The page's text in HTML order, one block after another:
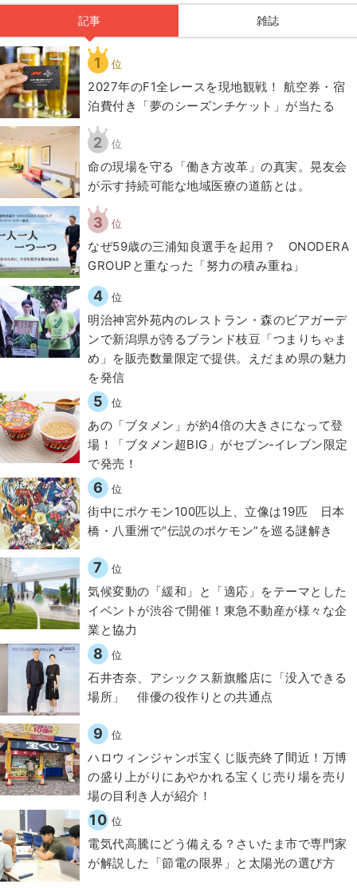
記事 雑誌
1 位
2027年のF1全レースを現地観戦！ 航空券・宿
泊費付き「夢のシーズンチケット」が当たる
2 位
​命の現場を守る「働き方改革」の真実。晃友会
が示す持続可能な地域医療の道筋とは。
3 位
なぜ59歳の三浦知良選手を起用？ ONODERA
GROUPと重なった「努力の積み重ね」
4 位
明治神宮外苑内のレストラン・森のビアガーデ
ンで新潟県が誇るブランド枝豆「つまりちゃま
め」を販売数量限定で提供。えだまめ県の魅力
を発信
5 位
あの「ブタメン」が約4倍の大きさになって登
場！「ブタメン超BIG」がセブン‐イレブン限定
で発売！
6 位
街中にポケモン100匹以上、立像は19匹 日本
橋・八重洲で“伝説のポケモン”を巡る謎解き
7 位
気候変動の「緩和」と「適応」をテーマとした
イベントが渋谷で開催！東急不動産が様々な企
業と協力
8 位
石井杏奈、アシックス新旗艦店に「没入できる
場所」 俳優の役作りとの共通点
9 位
ハロウィンジャンボ宝くじ販売終了間近！万博
の盛り上がりにあやかれる宝くじ売り場を売り
場の目利き人が紹介！
10 位
電気代高騰にどう備える？さいたま市で専門家
が解説した「節電の限界」と太陽光の選び方